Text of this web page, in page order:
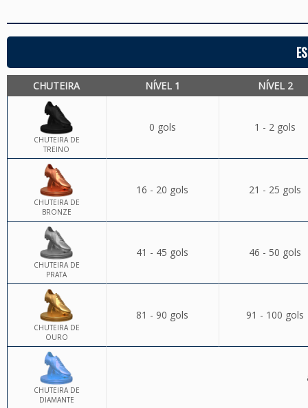
CHUTEIRA NÍVEL 1 NÍVEL 2
CHUTEIRA DE
TREINO
0 gols 1 - 2 gols
CHUTEIRA DE
BRONZE
16 - 20 gols 21 - 25 gols
CHUTEIRA DE
PRATA
41 - 45 gols 46 - 50 gols
CHUTEIRA DE
OURO
81 - 90 gols 91 - 100 gols
CHUTEIRA DE
DIAMANTE